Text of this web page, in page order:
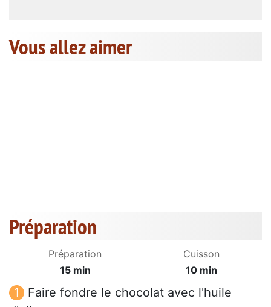
Vous allez aimer
Préparation
Préparation
15 min
Cuisson
10 min
Faire fondre le chocolat avec l'huile